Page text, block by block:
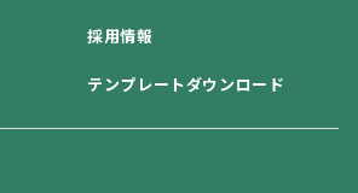
採用情報
テンプレートダウンロード